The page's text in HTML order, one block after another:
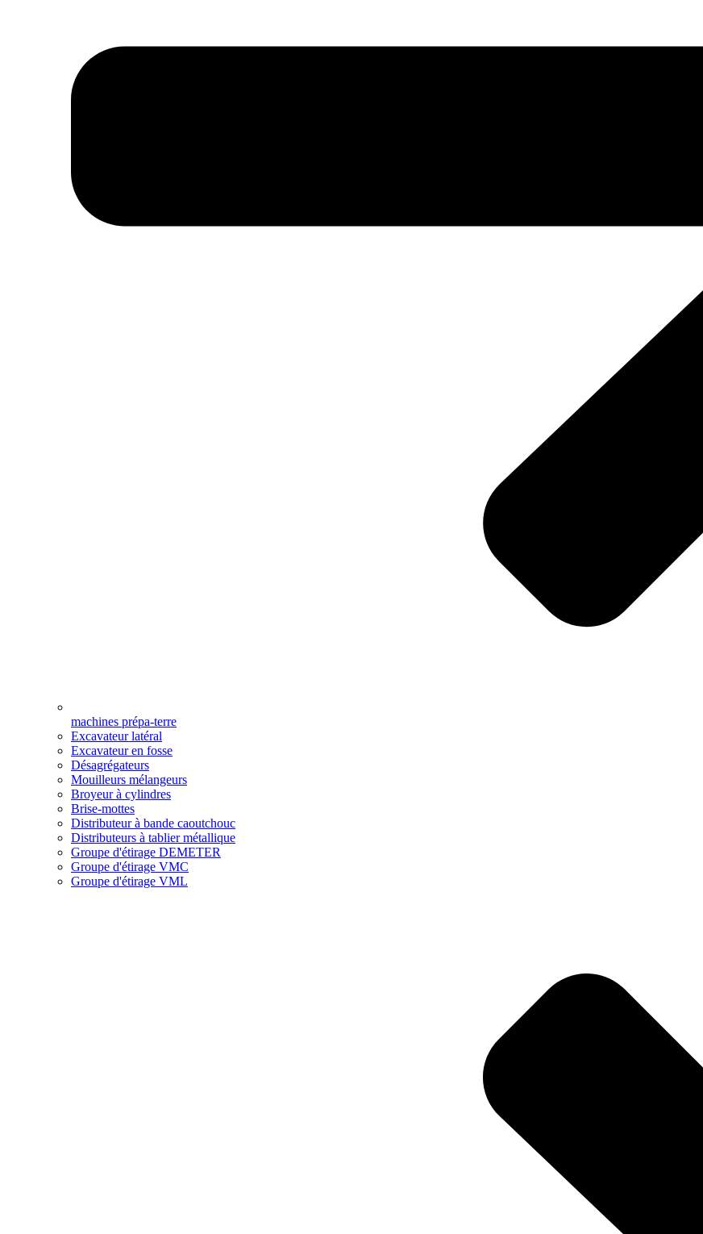
machines prépa-terre
Excavateur latéral
Excavateur en fosse
Désagrégateurs
Mouilleurs mélangeurs
Broyeur à cylindres
Brise-mottes
Distributeur à bande caoutchouc
Distributeurs à tablier métallique
Groupe d'étirage DEMETER
Groupe d'étirage VMC
Groupe d'étirage VML